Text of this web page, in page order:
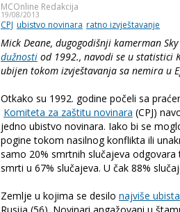
MCOnline Redakcija
19/08/2013
CPJ ubistvo novinara ratno izvještavanje
Mick Deane, dugogodišnji kamerman Sky
dužnosti od 1992., navodi se u statistici
ubijen tokom izvještavanja sa nemira u
Otkako su 1992. godine počeli sa
Komiteta za zaštitu novinara (CPJ)
jedno ubistvo novinara. Iako bi se
pogine tokom nasilnog konflikta ili
samo 20% smrtnih slučajeva
smrti u 67% slučajeva. U čak 88%
Zemlje u kojima se desilo najviše